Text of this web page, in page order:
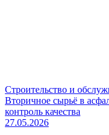
Строительство и
Вторичное сырьё в
контроль качества
27.05.2026